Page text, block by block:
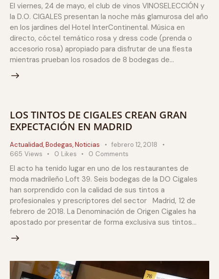
El viernes, 24 de mayo, el club de vinos VINOSELECCIÓN y
la D.O. CIGALES presentan la noche más glamurosa del año
en los jardines del Hotel InterContinental. Música en
directo, cóctel temático rosa y dress code (prenda o
accesorio rosa) apropiado para disfrutar de una fiesta
mientras prueban los rosados de 8 bodegas de…
LOS TINTOS DE CIGALES CREAN GRAN
EXPECTACIÓN EN MADRID
Actualidad,Bodegas,Noticias
febrero 12, 2018
665 Views 0 Likes 0 Comments
El acto ha tenido lugar en uno de los restaurantes de
moda madrileño Loft 39. Seis bodegas de la DO Cigales
han sorprendido con la calidad de sus tintos a
profesionales y prescriptores del sector Madrid, 12 de
febrero de 2018. La Denominación de Origen Cigales ha
apostado por presentar de forma exclusiva sus tintos…